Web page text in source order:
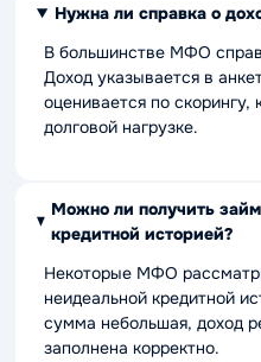
Нужна ли справка о
В большинстве МФО
Доход указывается в
оценивается по скорингу,
долговой нагрузке.
Можно ли получить займ
кредитной историей?
Некоторые МФО
неидеальной кредитной
сумма небольшая, доход
заполнена корректно.